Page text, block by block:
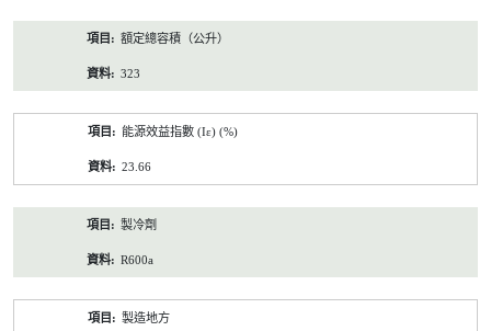
額定總容積（公升）
323
能源效益指數 (Iε) (%)
23.66
製冷劑
R600a
製造地方